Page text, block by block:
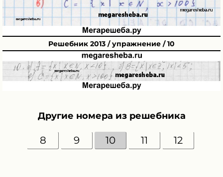
Решебник 2013 / упражнение / 10
Другие номера из решебника
8 9 10 11 12